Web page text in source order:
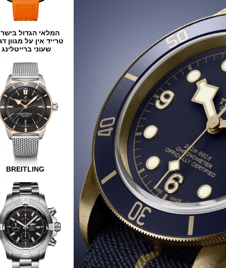
המלאי הגדול בישראל
טרייד אין על מגוון דגמים
שעוני ברייטלינג
BREITLING